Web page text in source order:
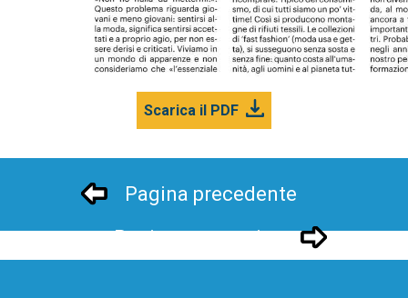
Scarica il PDF
Pagina precedente
Pagina successivo